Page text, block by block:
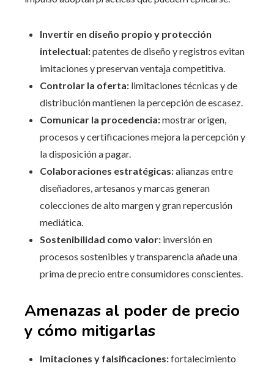
Invertir en diseño propio y protección
intelectual:patentes de diseño y registros evitan
imitaciones y preservan ventaja competitiva.
Controlar la oferta: limitaciones técnicas y de
distribución mantienen la percepción de escasez.
Comunicar la procedencia:mostrar origen,
procesos y certificaciones mejora la percepción y
la disposición a pagar.
Colaboraciones estratégicas:alianzas entre
diseñadores, artesanos y marcas generan
colecciones de alto margen y gran repercusión
mediática.
Sostenibilidad como valor: inversión en
procesos sostenibles y transparencia añade una
prima de precio entre consumidores conscientes.
Amenazas al poder de precio
y cómo mitigarlas
Imitaciones y falsificaciones:fortalecimiento